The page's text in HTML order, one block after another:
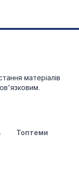
матеріалів
Топтеми